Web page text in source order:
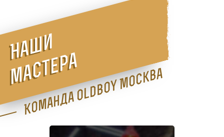
Наши
мастера
Команда Oldboy Москва